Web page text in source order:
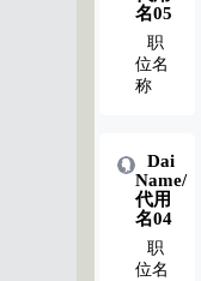
名05
职
位名
称
Dai
Name/
代用
名04
职
位名